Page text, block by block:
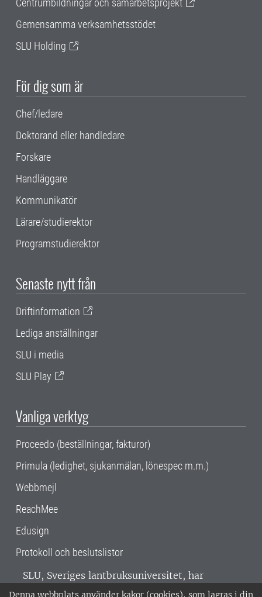
Denna webbplats använder kakor (cookies), som lagras i din
Centrumbildningar och samarbetsprojekt
Gemensamma verksamhetsstödet
SLU Holding
För dig som är
Chef/ledare
Doktorand eller handledare
Forskare
Handläggare
Kommunikatör
Lärare/studierektor
Programstudierektor
Senaste nytt från
Driftinformation
Lediga anställningar
SLU i media
SLU Play
Vanliga verktyg
Proceedo (beställningar, fakturor)
Primula (ledighet, sjukanmälan, lönespec m.m.)
Webbmejl
ReachMee
Edusign
Protokoll och beslutslistor
SLU, Sveriges lantbruksuniversitet, har
verksamhet över hela Sverige. Huvudorter är